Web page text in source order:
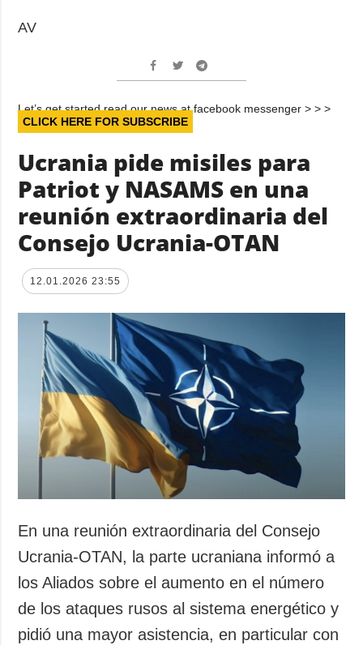
AV
Let’s get started read our news at facebook messenger > > >
CLICK HERE FOR SUBSCRIBE
Ucrania pide misiles para
Patriot y NASAMS en una
reunión extraordinaria del
Consejo Ucrania-OTAN
12.01.2026 23:55
En una reunión extraordinaria del Consejo
Ucrania-OTAN, la parte ucraniana informó a
los Aliados sobre el aumento en el número
de los ataques rusos al sistema energético y
pidió una mayor asistencia, en particular con